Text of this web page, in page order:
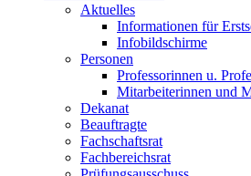
Aktuelles
Informationen für
Infobildschirme
Personen
Professorinnen u.
Mitarbeiterinnen und
Dekanat
Beauftragte
Fachschaftsrat
Fachbereichsrat